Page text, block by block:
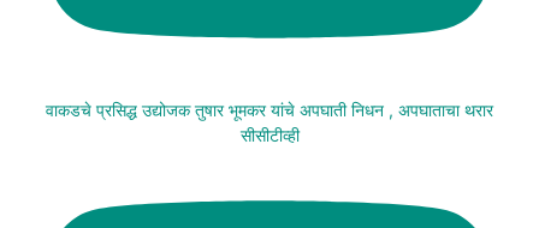
वाकडचे प्रसिद्ध उद्योजक तुषार भूमकर यांचे अपघाती निधन , अपघाताचा थरार
सीसीटीव्ही